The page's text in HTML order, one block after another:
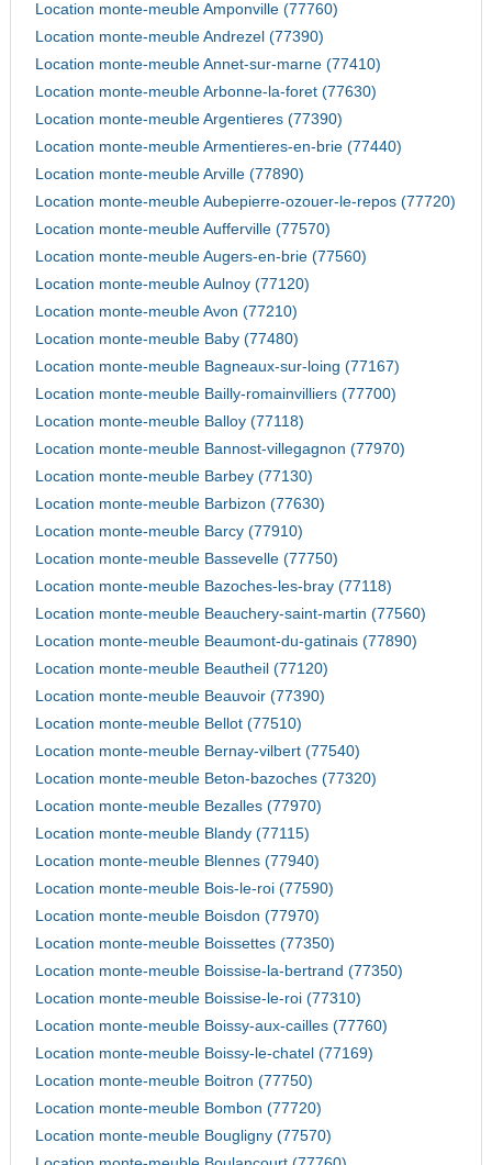
Location monte-meuble Amponville (77760)
Location monte-meuble Andrezel (77390)
Location monte-meuble Annet-sur-marne (77410)
Location monte-meuble Arbonne-la-foret (77630)
Location monte-meuble Argentieres (77390)
Location monte-meuble Armentieres-en-brie (77440)
Location monte-meuble Arville (77890)
Location monte-meuble Aubepierre-ozouer-le-repos (77720)
Location monte-meuble Aufferville (77570)
Location monte-meuble Augers-en-brie (77560)
Location monte-meuble Aulnoy (77120)
Location monte-meuble Avon (77210)
Location monte-meuble Baby (77480)
Location monte-meuble Bagneaux-sur-loing (77167)
Location monte-meuble Bailly-romainvilliers (77700)
Location monte-meuble Balloy (77118)
Location monte-meuble Bannost-villegagnon (77970)
Location monte-meuble Barbey (77130)
Location monte-meuble Barbizon (77630)
Location monte-meuble Barcy (77910)
Location monte-meuble Bassevelle (77750)
Location monte-meuble Bazoches-les-bray (77118)
Location monte-meuble Beauchery-saint-martin (77560)
Location monte-meuble Beaumont-du-gatinais (77890)
Location monte-meuble Beautheil (77120)
Location monte-meuble Beauvoir (77390)
Location monte-meuble Bellot (77510)
Location monte-meuble Bernay-vilbert (77540)
Location monte-meuble Beton-bazoches (77320)
Location monte-meuble Bezalles (77970)
Location monte-meuble Blandy (77115)
Location monte-meuble Blennes (77940)
Location monte-meuble Bois-le-roi (77590)
Location monte-meuble Boisdon (77970)
Location monte-meuble Boissettes (77350)
Location monte-meuble Boissise-la-bertrand (77350)
Location monte-meuble Boissise-le-roi (77310)
Location monte-meuble Boissy-aux-cailles (77760)
Location monte-meuble Boissy-le-chatel (77169)
Location monte-meuble Boitron (77750)
Location monte-meuble Bombon (77720)
Location monte-meuble Bougligny (77570)